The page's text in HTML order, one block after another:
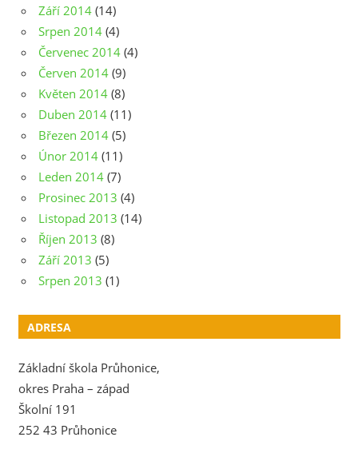
Září 2014 (14)
Srpen 2014 (4)
Červenec 2014 (4)
Červen 2014 (9)
Květen 2014 (8)
Duben 2014 (11)
Březen 2014 (5)
Únor 2014 (11)
Leden 2014 (7)
Prosinec 2013 (4)
Listopad 2013 (14)
Říjen 2013 (8)
Září 2013 (5)
Srpen 2013 (1)
ADRESA
Základní škola Průhonice,
okres Praha – západ
Školní 191
252 43 Průhonice